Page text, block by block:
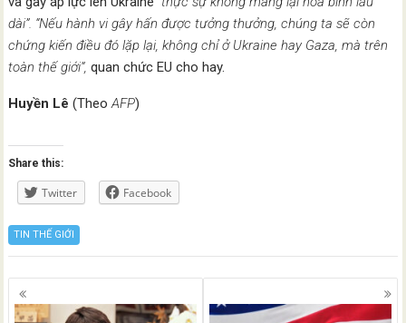
dài”. “Nếu hành vi gây hấn được tưởng thưởng, chúng ta sẽ còn
chứng kiến điều đó lặp lại, không chỉ ở Ukraine hay Gaza, mà trên
toàn thế giới”, quan chức EU cho hay.
Huyền Lê (TheoAFP)
Share this:
Twitter Facebook
TIN THẾ GIỚI
Posts
navigation